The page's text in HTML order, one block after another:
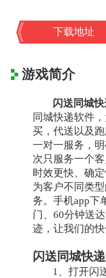
下载地址
游戏简介
闪送同城
同城快递软件
买，代送以及
一对一服务，
次只服务一个
时效更快、确
为客户不同类
务。手机app下
门、60分钟送
迹，让我们的
闪送同城快
1、打开闪